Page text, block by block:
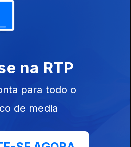
A Importância
Ep. 84
06 mai. 2026
na RTP
para todo o
de media